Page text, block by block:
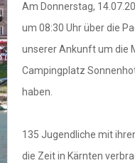
Am Donnerstag,
um 08:30 Uhr über die
unserer Ankunft um die
Campingplatz
haben.
135 Jugendliche mit
die Zeit in Kärnten